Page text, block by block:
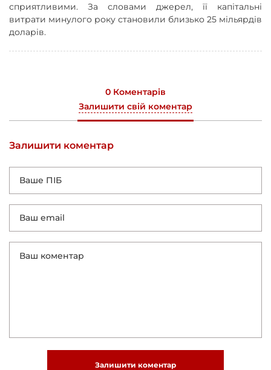
сприятливими. За словами джерел, її капітальні
витрати минулого року становили близько 25 мільярдів
доларів.
0 Коментарів
Залишити свій коментар
Залишити коментар
Залишити коментар